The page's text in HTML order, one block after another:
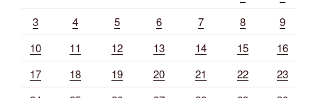
3
4 5 6 7 8
9
10
11 12 13 14 15
16
17
18 19 20 21 22
23